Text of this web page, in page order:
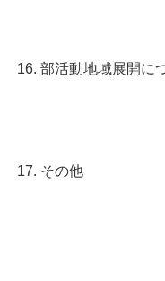
部活動地域展開に
その他